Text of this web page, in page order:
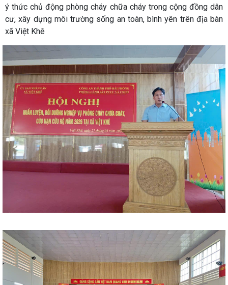
ý thức chủ động phòng cháy chữa cháy trong cộng đồng dân
cư, xây dựng môi trường sống an toàn, bình yên trên địa bàn
xã Việt Khê